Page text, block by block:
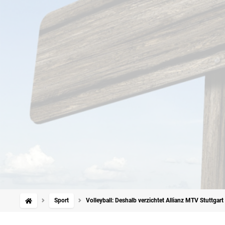
Sport Volleyball: Deshalb verzichtet Allianz MTV